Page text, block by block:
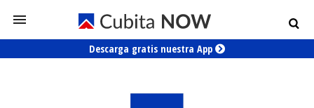
Descarga gratis nuestra App